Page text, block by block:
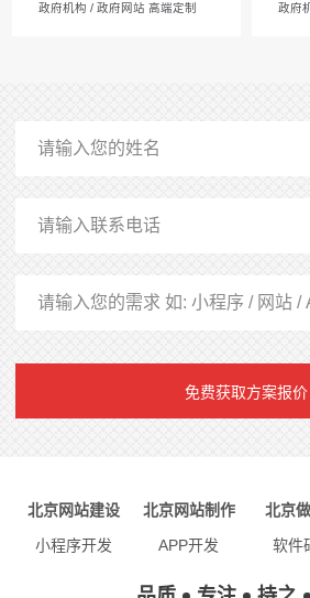
政府机构 / 政府网站 高端定制
免费获取方案报价
北京网站建设 北京网站制作 北京
小程序开发
APP开发 软件